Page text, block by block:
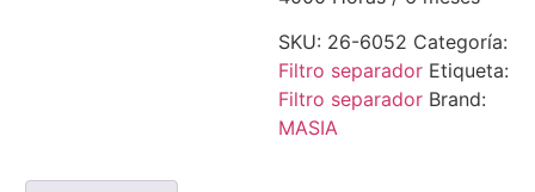
SKU: 26-6052 Categoría:
Filtro separador Etiqueta:
Filtro separador Brand:
MASIA